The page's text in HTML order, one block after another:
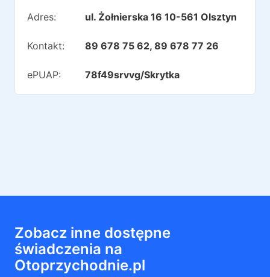
Adres: ul. Żołnierska 16 10-561 Olsztyn
Kontakt: 89 678 75 62, 89 678 77 26
ePUAP: 78f49srvvg/Skrytka
Zobacz inne dostępne
świadczenia na
Otoprzychodnie.pl